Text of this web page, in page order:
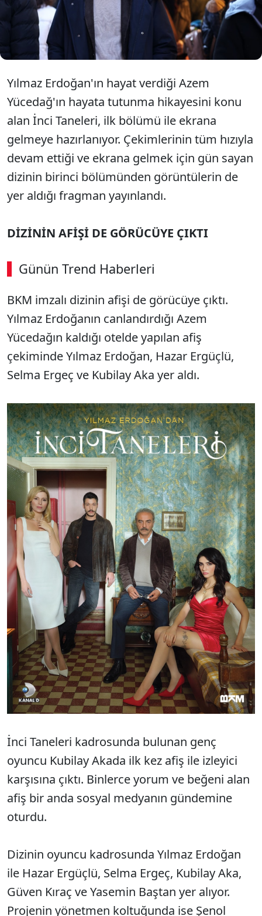
Tanelerinin yayın tarihi belli oldu.
Yılmaz Erdoğan'ın hayat verdiği Azem
Yücedağ'ın hayata tutunma hikayesini konu
alan İnci Taneleri, ilk bölümü ile ekrana
gelmeye hazırlanıyor. Çekimlerinin tüm hızıyla
devam ettiği ve ekrana gelmek için gün sayan
dizinin birinci bölümünden görüntülerin de
yer aldığı fragman yayınlandı.
DİZİNİN AFİŞİ DE GÖRÜCÜYE ÇIKTI
Günün Trend Haberleri
00:02 / 09:08
Sesi Aç
BKM imzalı dizinin afişi de görücüye çıktı.
Yılmaz Erdoğanın canlandırdığı Azem
Yücedağın kaldığı otelde yapılan afiş
çekiminde Yılmaz Erdoğan, Hazar Ergüçlü,
Selma Ergeç ve Kubilay Aka yer aldı.
İnci Taneleri kadrosunda bulunan genç
oyuncu Kubilay Akada ilk kez afiş ile izleyici
karşısına çıktı. Binlerce yorum ve beğeni alan
afiş bir anda sosyal medyanın gündemine
oturdu.
Dizinin oyuncu kadrosunda Yılmaz Erdoğan
ile Hazar Ergüçlü, Selma Ergeç, Kubilay Aka,
Güven Kıraç ve Yasemin Baştan yer alıyor.
Projenin yönetmen koltuğunda ise Şenol